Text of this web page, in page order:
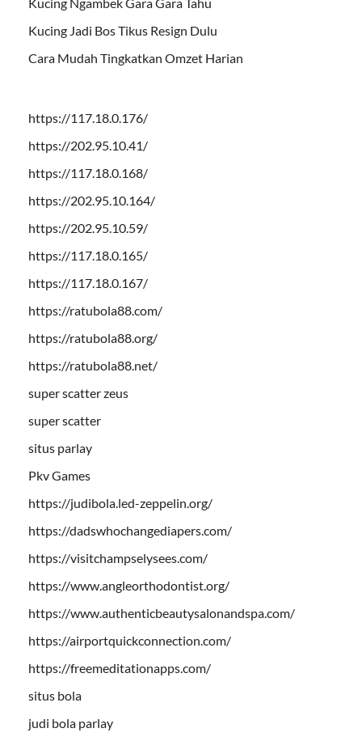
Kucing Jadi Bos Tikus Resign Dulu
Cara Mudah Tingkatkan Omzet Harian
https://117.18.0.176/
https://202.95.10.41/
https://117.18.0.168/
https://202.95.10.164/
https://202.95.10.59/
https://117.18.0.165/
https://117.18.0.167/
https://ratubola88.com/
https://ratubola88.org/
https://ratubola88.net/
super scatter zeus
super scatter
situs parlay
Pkv Games
https://judibola.led-zeppelin.org/
https://dadswhochangediapers.com/
https://visitchampselysees.com/
https://www.angleorthodontist.org/
https://www.authenticbeautysalonandspa.com/
https://airportquickconnection.com/
https://freemeditationapps.com/
situs bola
judi bola parlay